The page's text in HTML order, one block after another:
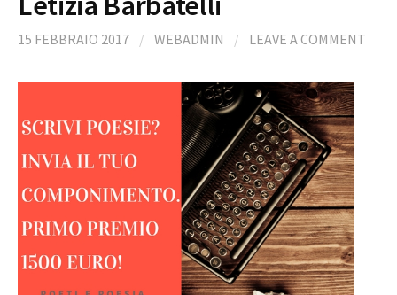
15 FEBBRAIO 2017 / WEBADMIN / LEAVE A COMMENT